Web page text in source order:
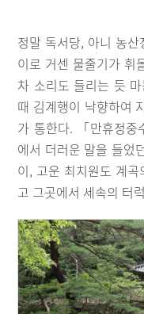
정말 독서당, 아니 농
이로 거센 물줄기가 휘
차 소리도 들리는 듯
때 김계행이 낙향하여
가 통한다. 「만휴정중
에서 더러운 말을 들었
이, 고운 최치원도 계
고 그곳에서 세속의 터